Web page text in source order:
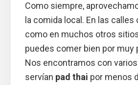
Como siempre,
la comida local. En las calles
como en muchos otros
puedes comer bien por muy
Nos encontramos con
servían pad thai por menos